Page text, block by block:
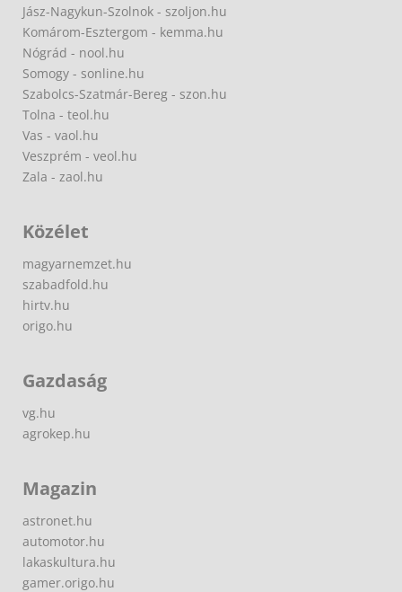
Jász-Nagykun-Szolnok - szoljon.hu
Komárom-Esztergom - kemma.hu
Nógrád - nool.hu
Somogy - sonline.hu
Szabolcs-Szatmár-Bereg - szon.hu
Tolna - teol.hu
Vas - vaol.hu
Veszprém - veol.hu
Zala - zaol.hu
Közélet
magyarnemzet.hu
szabadfold.hu
hirtv.hu
origo.hu
Gazdaság
vg.hu
agrokep.hu
Magazin
astronet.hu
automotor.hu
lakaskultura.hu
gamer.origo.hu